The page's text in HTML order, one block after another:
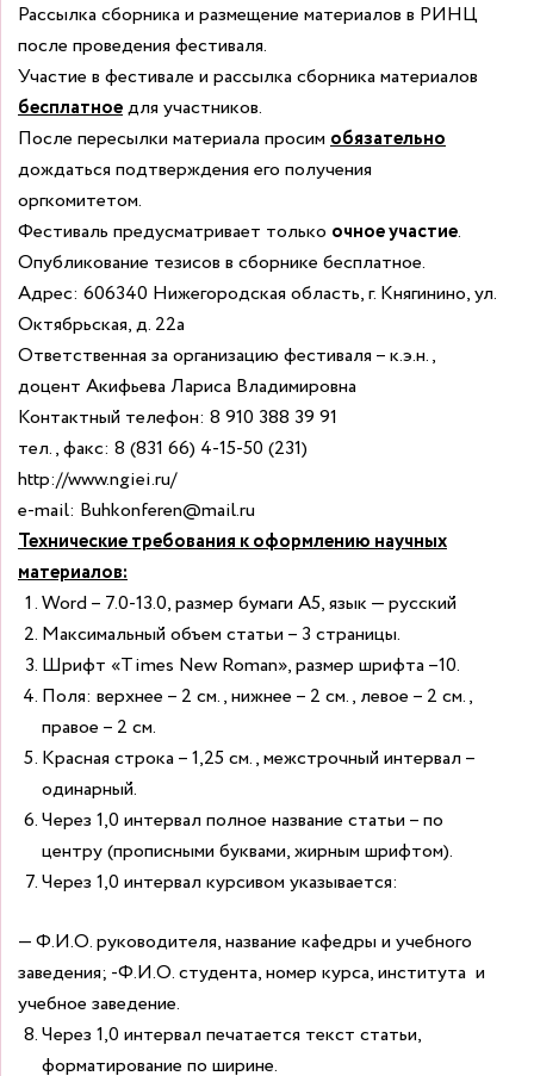
Рассылка сборника и размещение материалов в РИНЦ
после проведения фестиваля.
Участие в фестивале и рассылка сборника материалов
бесплатноедля участников.
После пересылки материала просим обязательно
дождаться подтверждения его получения
оргкомитетом.
Фестиваль предусматривает только очное участие.
Опубликование тезисов в сборнике бесплатное.
Адрес: 606340 Нижегородская область, г. Княгинино, ул.
Октябрьская, д. 22а
Ответственная за организацию фестиваля – к.э.н.,
доцент Акифьева Лариса Владимировна
Контактный телефон: 8 910 388 39 91
тел., факс: 8 (831 66) 4-15-50 (231)
http://www.ngiei.ru/
e-mail: Buhkonferen@mail.ru
Технические требования к оформлению научных
материалов:
Word – 7.0-13.0, размер бумаги А5, язык — русский
Максимальный объем статьи – 3 страницы.
Шрифт «Times New Roman», размер шрифта –10.
Поля: верхнее – 2 см., нижнее – 2 см., левое – 2 см.,
правое – 2 см.
Красная строка – 1,25 см., межстрочный интервал –
одинарный.
Через 1,0 интервал полное название статьи – по
центру (прописными буквами, жирным шрифтом).
Через 1,0 интервал курсивом указывается:
— Ф.И.О. руководителя, название кафедры и учебного
заведения; -Ф.И.О. студента, номер курса, института и
учебное заведение.
Через 1,0 интервал печатается текст статьи,
форматирование по ширине.